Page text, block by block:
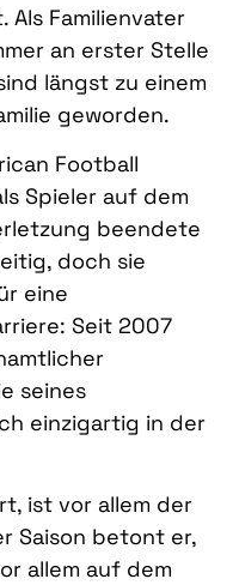
Familienvater
an erster Stelle
längst zu einem
geworden.
Football
Spieler auf dem
beendete
doch sie
eine
Seit 2007
seines
einzigartig in der
ist vor allem der
Saison betont er,
allem auf dem